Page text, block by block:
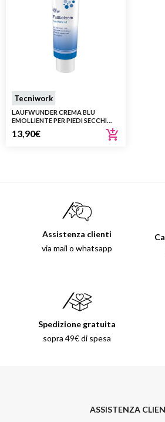
Tecniwork
LAUFWUNDER CREMA BLU
EMOLLIENTE PER PIEDI SECCHI
13,90€
Assistenza clienti
via mail o whatsapp
Spedizione gratuita
sopra 49€ di spesa
ASSISTENZA